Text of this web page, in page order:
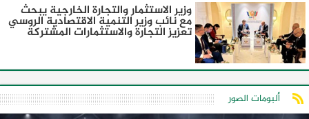
وزير الاستثمار والتجارة الخارجية يبحث
مع نائب وزير التنمية الاقتصادية الروسي
تعزيز التجارة والاستثمارات المشتركة
ألبومات الصور